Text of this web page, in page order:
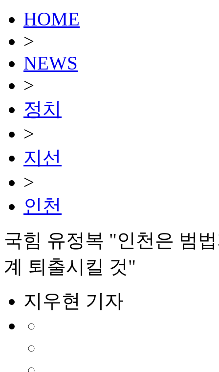
HOME
>
NEWS
>
정치
>
지선
>
인천
국힘 유정복 "인천은 범
계 퇴출시킬 것"
지우현 기자